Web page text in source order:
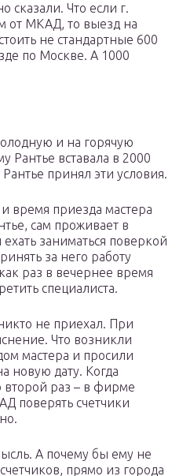
сказали. Что если г.
от МКАД, то выезд на
не стандартные 600
по Москве. А 1000
и на горячую
Рантье вставала в 2000
принял эти условия.
время приезда мастера
сам проживает в
заниматься поверкой
за него работу
раз в вечернее время
специалиста.
не приехал. При
Что возникли
мастера и просили
новую дату. Когда
второй раз – в фирме
поверять счетчики
А почему бы ему не
прямо из города